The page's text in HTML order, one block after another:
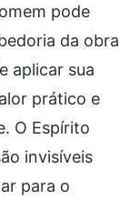
pode
da obra
aplicar sua
prático e
O Espírito
invisíveis
para o